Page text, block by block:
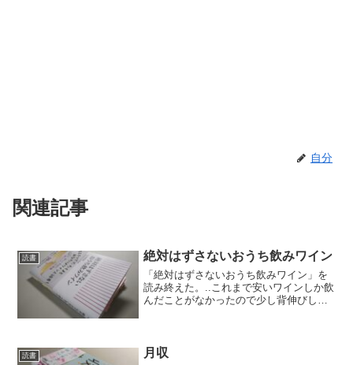
自分
関連記事
読書 絶対はずさないおうち飲みワイン
「絶対はずさないおうち飲みワイン」を
読み終えた。..これまで安いワインしか飲
んだことがなかったので少し背伸びして
ット...
読書 月収